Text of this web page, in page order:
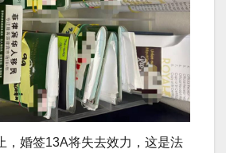
，婚签13A将失去效力，这是法